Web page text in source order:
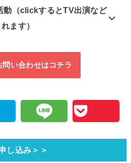
動（clickするとTV出演など
ます）
問い合わせはコチラ
し込み＞＞